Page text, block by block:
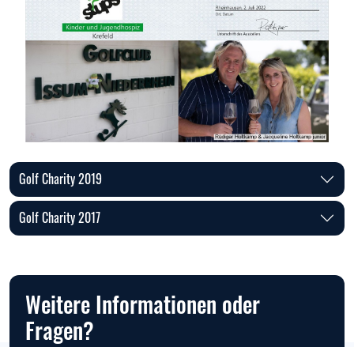
Golf Charity 2019
Golf Charity 2017
Weitere Informationen oder
Fragen?